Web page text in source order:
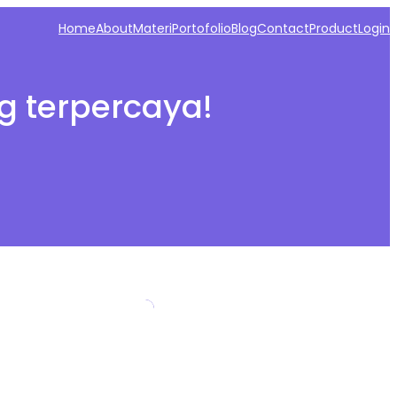
HomeAboutMateriPortofolioBlogContactProductLogin
terpercaya!